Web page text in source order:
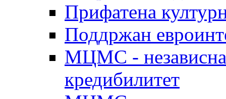
Прифатена
Поддржан
МЦМС - независна
кредибилитет